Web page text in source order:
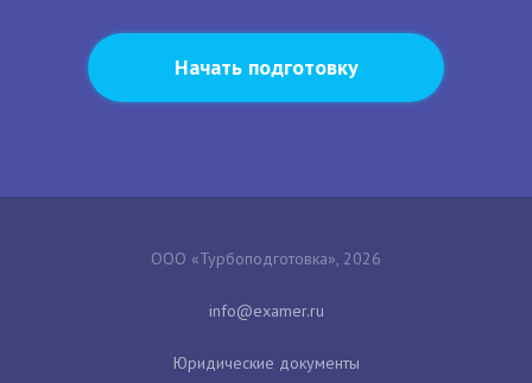
Начать подготовку
ООО «Турбоподготовка», 2026
Юридические документы